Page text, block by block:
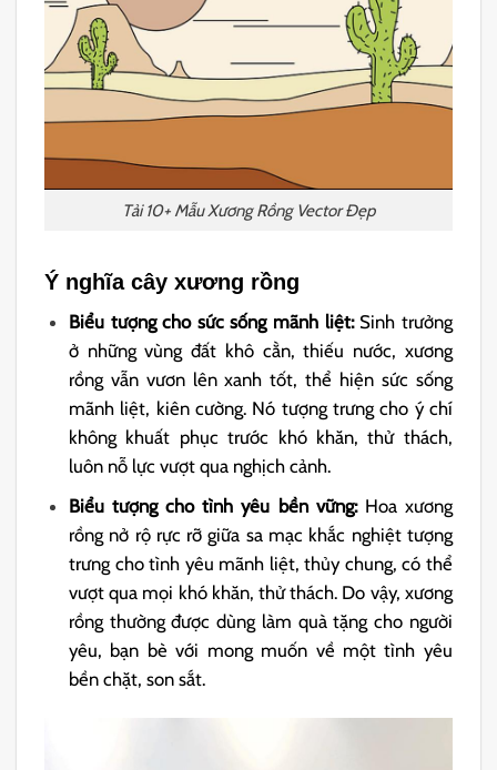
Tải 10+ Mẫu Xương Rồng Vector Đẹp
Ý nghĩa cây xương rồng
Biểu tượng cho sức sống mãnh liệt:Sinh trưởng
ở những vùng đất khô cằn, thiếu nước, xương
rồng vẫn vươn lên xanh tốt, thể hiện sức sống
mãnh liệt, kiên cường. Nó tượng trưng cho ý chí
không khuất phục trước khó khăn, thử thách,
luôn nỗ lực vượt qua nghịch cảnh.
Biểu tượng cho tình yêu bền vững:Hoa xương
rồng nở rộ rực rỡ giữa sa mạc khắc nghiệt tượng
trưng cho tình yêu mãnh liệt, thủy chung, có thể
vượt qua mọi khó khăn, thử thách. Do vậy, xương
rồng thường được dùng làm quà tặng cho người
yêu, bạn bè với mong muốn về một tình yêu
bền chặt, son sắt.